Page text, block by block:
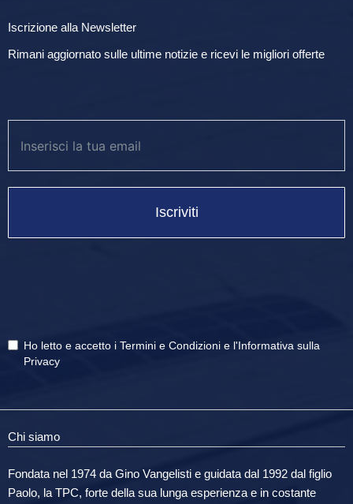
Iscrizione alla Newsletter
Rimani aggiornato sulle ultime notizie e ricevi le migliori offerte
Iscriviti
Ho letto e accetto i Termini e Condizioni e l'Informativa sulla
Privacy
Chi siamo
Fondata nel 1974 da Gino Vangelisti e guidata dal 1992 dal figlio
Paolo, la TPC, forte della sua lunga esperienza e in costante